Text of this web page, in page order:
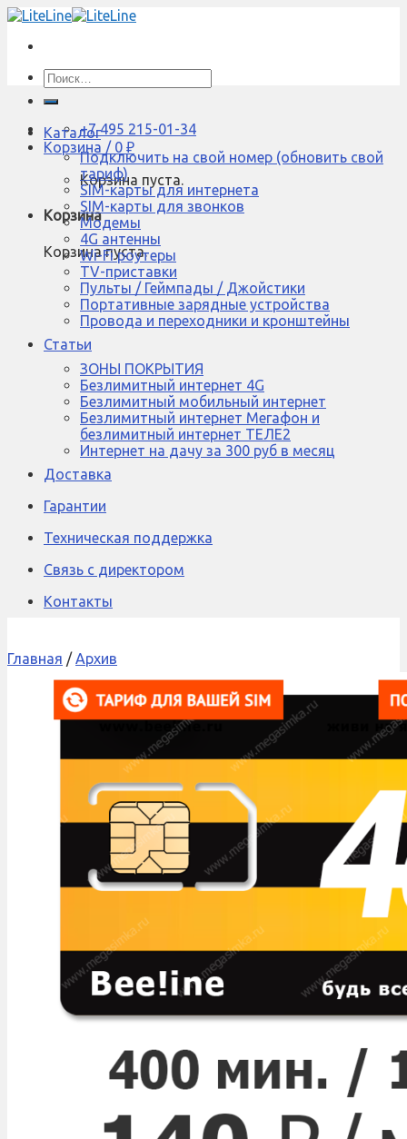
Skip
content
Искать:
+7 495 215-01-34
Корзина / 0 ₽
Корзина пуста.
Корзина
Корзина пуста.
Каталог
Подключить на свой номер (обновить свой
тариф)
SIM-карты для интернета
SIM-карты для звонков
Модемы
4G антенны
Wi-Fi роутеры
TV-приставки
Пульты / Геймпады / Джойстики
Портативные зарядные устройства
Провода и переходники и кронштейны
Статьи
ЗОНЫ ПОКРЫТИЯ
Безлимитный интернет 4G
Безлимитный мобильный интернет
Безлимитный интернет Мегафон и
безлимитный интернет ТЕЛЕ2
Интернет на дачу за 300 руб в месяц
Доставка
Гарантии
Техническая поддержка
Связь с директором
Контакты
Главная / Архив